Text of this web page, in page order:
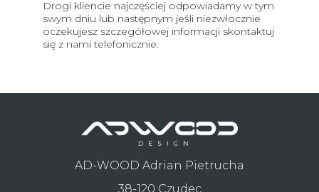
Drogi kliencie najczęściej odpowiadamy w tym
swym dniu lub następnym jeśli niezwłocznie
oczekujesz szczegółowej informacji skontaktuj
się z nami telefonicznie.
AD-WOOD Adrian Pietrucha
38-120 Czudec